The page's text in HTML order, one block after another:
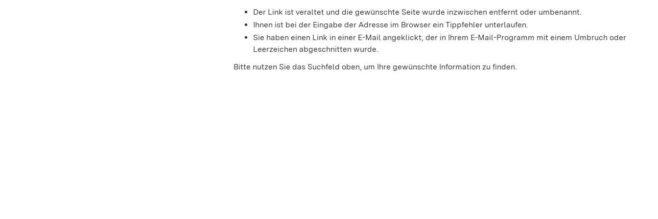
Der Link ist veraltet und die gewünschte Seite wurde inzwischen entfernt oder umbenannt.
Ihnen ist bei der Eingabe der Adresse im Browser ein Tippfehler unterlaufen.
Sie haben einen Link in einer E-Mail angeklickt, der in Ihrem E-Mail-Programm mit einem Umbruch oder
Leerzeichen abgeschnitten wurde.
Bitte nutzen Sie das Suchfeld oben, um Ihre gewünschte Information zu finden.